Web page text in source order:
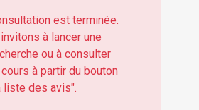
pour une activité
faune marine
est terminée.
à lancer une
ou à consulter
à partir du bouton
liste des avis".